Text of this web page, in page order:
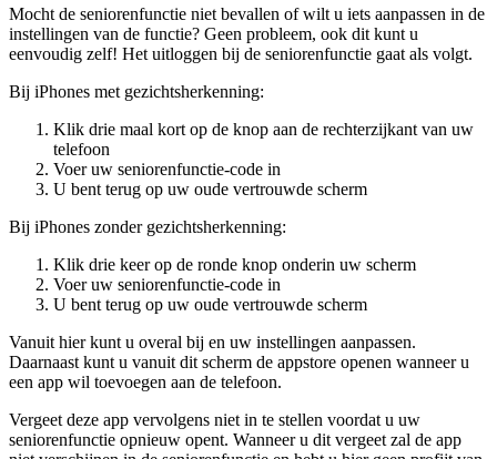
Mocht de seniorenfunctie niet bevallen of wilt u iets aanpassen in de
instellingen van de functie? Geen probleem, ook dit kunt u
eenvoudig zelf! Het uitloggen bij de seniorenfunctie gaat als volgt.
Bij iPhones met gezichtsherkenning:
Klik drie maal kort op de knop aan de rechterzijkant van uw
telefoon
Voer uw seniorenfunctie-code in
U bent terug op uw oude vertrouwde scherm
Bij iPhones zonder gezichtsherkenning:
Klik drie keer op de ronde knop onderin uw scherm
Voer uw seniorenfunctie-code in
U bent terug op uw oude vertrouwde scherm
Vanuit hier kunt u overal bij en uw instellingen aanpassen.
Daarnaast kunt u vanuit dit scherm de appstore openen wanneer u
een app wil toevoegen aan de telefoon.
Vergeet deze app vervolgens niet in te stellen voordat u uw
seniorenfunctie opnieuw opent. Wanneer u dit vergeet zal de app